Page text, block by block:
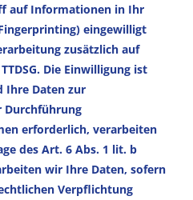
auf Informationen in Ihr
eingewilligt
zusätzlich auf
Die Einwilligung ist
Ihre Daten zur
Durchführung
erforderlich, verarbeiten
des Art. 6 Abs. 1 lit. b
wir Ihre Daten, sofern
Verpflichtung